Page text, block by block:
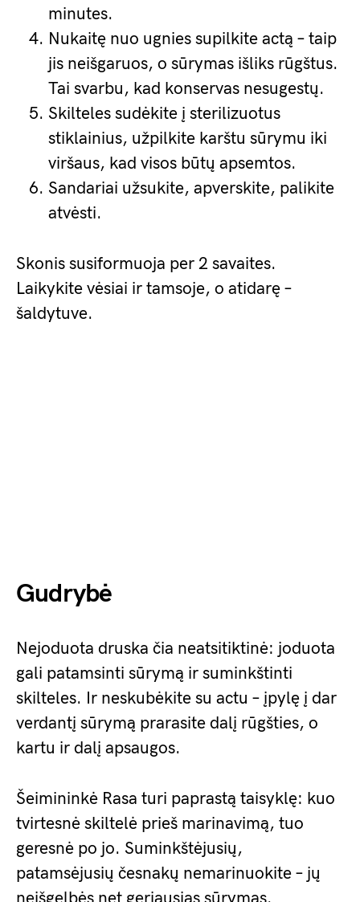
minutes.
Nukaitę nuo ugnies supilkite actą – taip
jis neišgaruos, o sūrymas išliks rūgštus.
Tai svarbu, kad konservas nesugestų.
Skilteles sudėkite į sterilizuotus
stiklainius, užpilkite karštu sūrymu iki
viršaus, kad visos būtų apsemtos.
Sandariai užsukite, apverskite, palikite
atvėsti.
Skonis susiformuoja per 2 savaites.
Laikykite vėsiai ir tamsoje, o atidarę –
šaldytuve.
Gudrybė
Nejoduota druska čia neatsitiktinė: joduota
gali patamsinti sūrymą ir suminkštinti
skilteles. Ir neskubėkite su actu – įpylę į dar
verdantį sūrymą prarasite dalį rūgšties, o
kartu ir dalį apsaugos.
Šeimininkė Rasa turi paprastą taisyklę: kuo
tvirtesnė skiltelė prieš marinavimą, tuo
geresnė po jo. Suminkštėjusių,
patamsėjusių česnakų nemarinuokite – jų